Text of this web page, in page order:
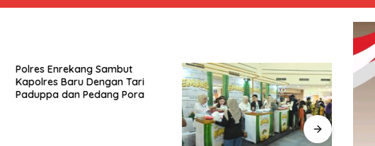
Polres Enrekang Sambut
Kapolres Baru Dengan Tari
Paduppa dan Pedang Pora